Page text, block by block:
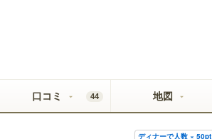
口コミ 44 地図
ディナーで人数 × 50pt